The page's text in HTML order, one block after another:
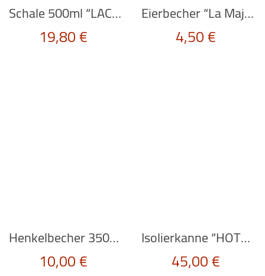
Schale 500ml “LACHEND” von fiftyeight
19,80€
Eierbecher “La Majorelle” pink von PiP Studio
4,50€
Henkelbecher 350ml “La Majorelle” pink von PiP Studio
10,00€
Isolierkanne “HOTTIE” in grau von Rig-Tig
45,00€